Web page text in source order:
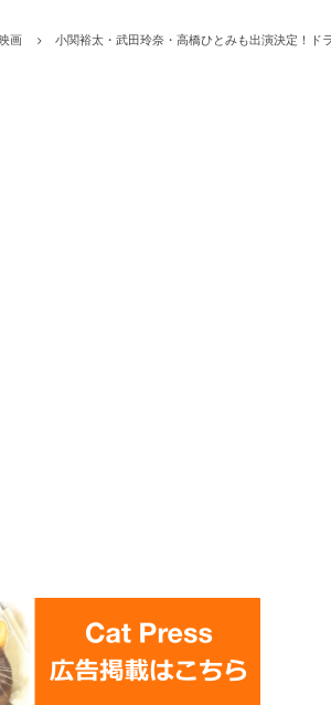
画 小関裕太・武田玲奈・高橋ひとみも出演決定！ド